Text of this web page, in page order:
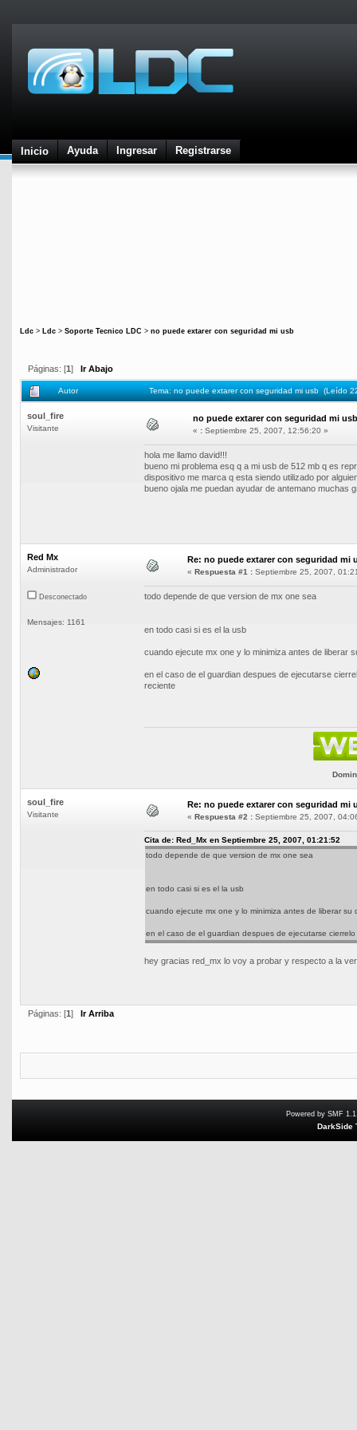
Inicio Ayuda Ingresar Registrarse
Ldc > Ldc > Soporte Tecnico LDC > no puede extarer con seguridad mi usb
Páginas: [1 ] Ir Abajo
Autor Tema: no puede extarer con seguridad mi usb (Leído
soul_fire
Visitante
no puede extarer con seguridad mi usb
« : Septiembre 25, 2007, 12:56:20 »
hola me llamo david!!!
bueno mi problema esq q a mi usb de 512 mb q es
dispositivo me marca q esta siendo utilizado por
bueno ojala me puedan ayudar de antemano muchas
Red Mx
Administrador
Desconectado
Mensajes: 1161
Re: no puede extarer con seguridad mi
« Respuesta #1 : Septiembre 25, 2007,
todo depende de que version de mx one sea
en todo casi si es el la usb
cuando ejecute mx one y lo minimiza antes de liberar
en el caso de el guardian despues de ejecutarse
reciente
soul_fire
Visitante
Re: no puede extarer con seguridad mi
« Respuesta #2 : Septiembre 25, 2007,
Cita de: Red_Mx en Septiembre 25, 2007, 01:21:52
todo depende de que version de mx one sea
en todo casi si es el la usb
cuando ejecute mx one y lo minimiza antes de liberar
en el caso de el guardian despues de ejecutarse
hey gracias red_mx lo voy a probar y respecto a la
Páginas: [1 ] Ir Arriba
Powered by SMF
DarkSide